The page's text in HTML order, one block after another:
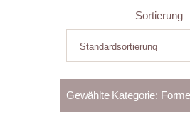
Sortierung